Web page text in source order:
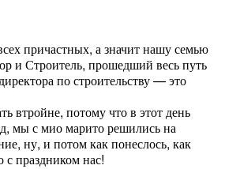
причастных, а значит нашу семью
и Строитель, прошедший весь путь
по строительству — это
втройне, потому что в этот день
мы с мио марито решились на
ну, и потом как понеслось, как
с праздником нас!